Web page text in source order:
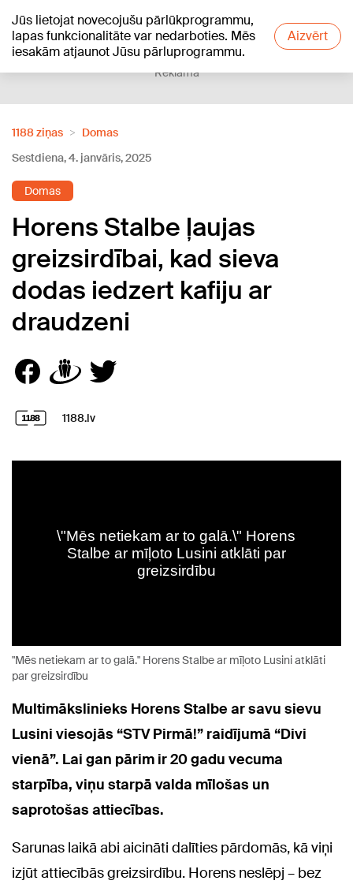
Jūs lietojat novecojušu pārlūkprogrammu,
lapas funkcionalitāte var nedarboties. Mēs
iesakām atjaunot Jūsu pārluprogrammu.
Aizvērt
+19°C
Reklāma
1188 ziņas
Domas
Sestdiena, 4. janvāris, 2025
Domas
Horens Stalbe ļaujas
greizsirdībai, kad sieva
dodas iedzert kafiju ar
draudzeni
1188.lv
"Mēs netiekam ar to galā." Horens Stalbe ar mīļoto Lusini atklāti
par greizsirdību
Multimākslinieks Horens Stalbe ar savu sievu
Lusini viesojās “STV Pirmā!” raidījumā “Divi
vienā”. Lai gan pārim ir 20 gadu vecuma
starpība, viņu starpā valda mīlošas un
saprotošas attiecības.
Sarunas laikā abi aicināti dalīties pārdomās, kā viņi
izjūt attiecībās greizsirdību. Horens neslēpj – bez